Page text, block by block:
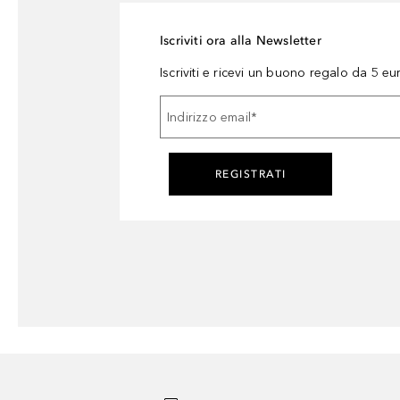
Iscriviti ora alla Newsletter
Iscriviti e ricevi un buono regalo da 5
Indirizzo email *
REGISTRATI